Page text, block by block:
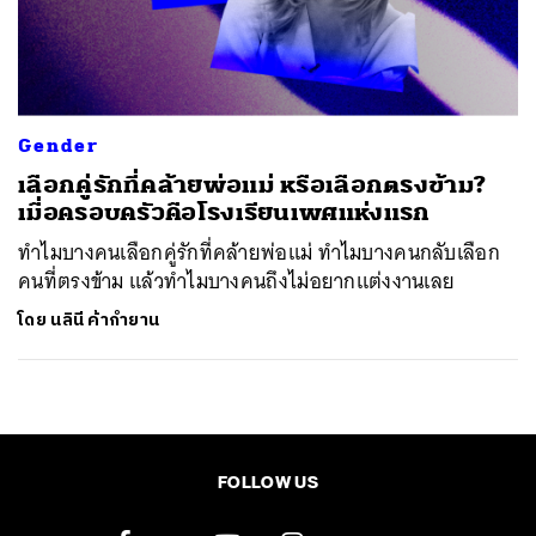
Gender
เลือกคู่รักที่คล้ายพ่อแม่ หรือเลือกตรงข้าม?
เมื่อครอบครัวคือโรงเรียนเพศแห่งแรก
ทำไมบางคนเลือกคู่รักที่คล้ายพ่อแม่ ทำไมบางคนกลับเลือก
คนที่ตรงข้าม แล้วทำไมบางคนถึงไม่อยากแต่งงานเลย
โดย นลินี ค้ากำยาน
FOLLOW US
ค้นหา
SHARE TWEET LINE EMAIL